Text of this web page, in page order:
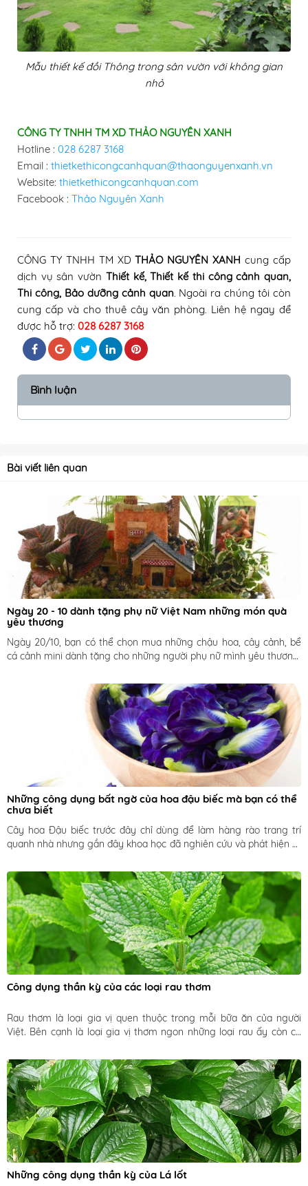
Mẫu thiết kế đồi Thông trong sân vườn với không gian
nhỏ
CÔNG TY TNHH TM XD THẢO NGUYÊN XANH
Hotline : 028 6287 3168
Email : thietkethicongcanhquan@thaonguyenxanh.vn
Website: thietkethicongcanhquan.com
Facebook : Thảo Nguyên Xanh
CÔNG TY TNHH TM XDTHẢO NGUYÊN XANH cung cấp
dịch vụ sân vườn Thiết kế, Thiết kế thi công cảnh quan,
Thi công, Bảo dưỡng cảnh quan. Ngoài ra chúng tôi còn
cung cấp và cho thuê cây văn phòng. Liên hệ ngay để
được hỗ trợ: 028 6287 3168
Bình luận
Bài viết liên quan
Ngày 20 - 10 dành tặng phụ nữ Việt Nam những món quà
yêu thương
Ngày 20/10, bạn có thể chọn mua những chậu hoa, cây cảnh, bể
cá cảnh mini dành tặng cho những người phụ nữ mình yêu thương,
Những công dụng bất ngờ của hoa đậu biếc mà bạn có thể
chưa biết
Cây hoa Đậu biếc trước đây chỉ dùng để làm hàng rào trang trí
quanh nhà nhưng gần đây khoa học đã nghiên cứu và phát hiện ra
khỏe và sắc đẹp con người.
Công dụng thần kỳ của các loại rau thơm
Rau thơm là loại gia vị quen thuộc trong mỗi bữa ăn của người
Việt. Bên cạnh là loại gia vị thơm ngon những loại rau ấy còn có
Những công dụng thần kỳ của Lá lốt